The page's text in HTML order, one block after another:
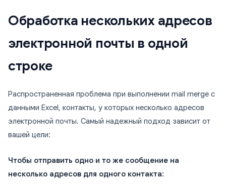
Обработка нескольких адресов
электронной почты в одной
строке
Распространенная проблема при выполнении mail merge с
данными Excel, контакты, у которых несколько адресов
электронной почты. Самый надежный подход зависит от
вашей цели:
Чтобы отправить одно и то же сообщение на
несколько адресов для одного контакта: